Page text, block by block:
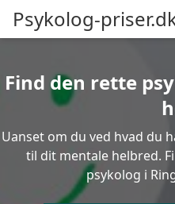
Psykolog-
Find den rette
Uanset om du ved hvad du
til dit mentale helbred.
psykolog i